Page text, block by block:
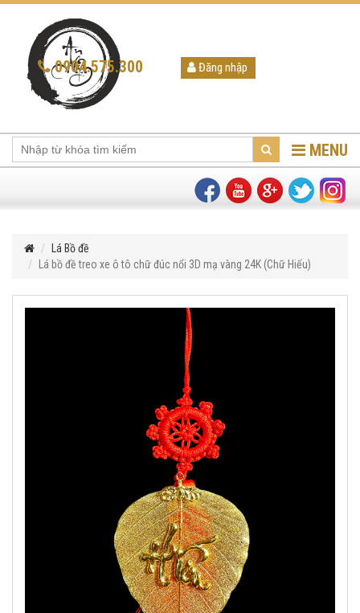
0904.575.300 Đăng nhập
MENU
Lá Bồ đề
Lá bồ đề treo xe ô tô chữ đúc nổi 3D mạ vàng 24K (Chữ Hiếu)